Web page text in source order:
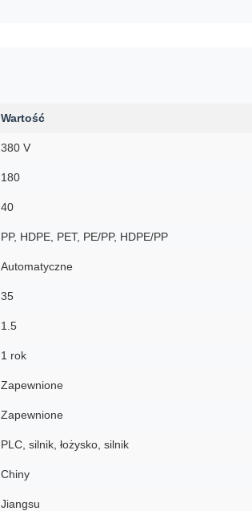
Wartość
380 V
180
40
PP, HDPE, PET, PE/PP, HDPE/PP
Automatyczne
35
1.5
1 rok
Zapewnione
Zapewnione
PLC, silnik, łożysko, silnik
Chiny
Jiangsu